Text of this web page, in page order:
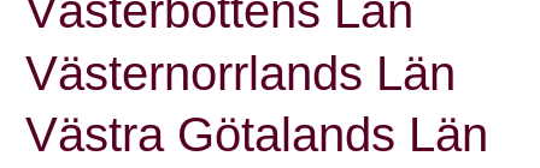
Västerbottens Län
Västernorrlands Län
Västra Götalands Län